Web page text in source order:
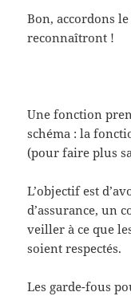
Bon, accordons
reconnaîtront !
Une fonction
schéma : la
(pour faire plus
L’objectif est
d’assurance, un
veiller à ce que
soient respectés.
Les garde-fous